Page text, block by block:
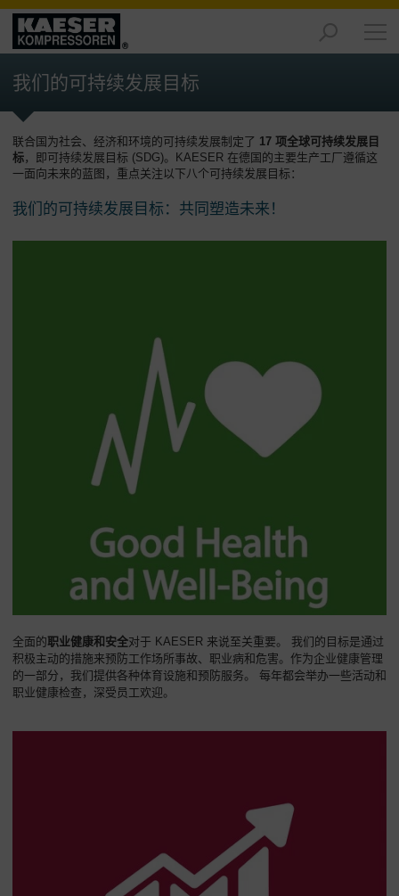
产
品
-
概
解
决
方
-
我们的可持续发展目标
联合国为社会、经济和环境的可持续发展制定了 17 项全球可持续发展目
标，即可持续发展目标 (SDG)。KAESER 在德国的主要生产工厂遵循这
一面向未来的蓝图，重点关注以下八个可持续发展目标：
我们的可持续发展目标：共同塑造未来！
全面的 职业健康和安全对于 KAESER 来说至关重要。 我们的目标是通过
积极主动的措施来预防工作场所事故、职业病和危害。作为企业健康管理
的一部分，我们提供各种体育设施和预防服务。 每年都会举办一些活动和
职业健康检查，深受员工欢迎。